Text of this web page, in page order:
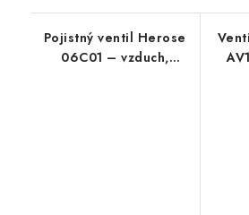
Pojistný ventil Herose
06C01 – vzduch,